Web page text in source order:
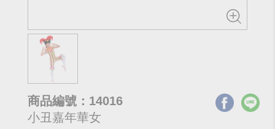
商品編號：14016
小丑嘉年華女